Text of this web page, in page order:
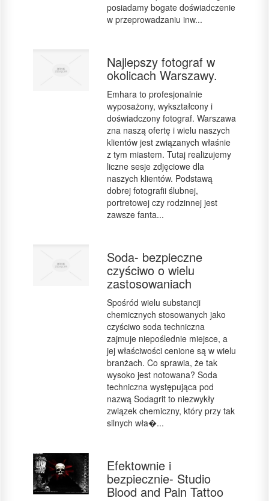
posiadamy bogate doświadczenie
w przeprowadzaniu inw...
Najlepszy fotograf w
okolicach Warszawy.
Emhara to profesjonalnie
wyposażony, wykształcony i
doświadczony fotograf. Warszawa
zna naszą ofertę i wielu naszych
klientów jest związanych właśnie
z tym miastem. Tutaj realizujemy
liczne sesje zdjęciowe dla
naszych klientów. Podstawą
dobrej fotografii ślubnej,
portretowej czy rodzinnej jest
zawsze fanta...
Soda- bezpieczne
czyściwo o wielu
zastosowaniach
Spośród wielu substancji
chemicznych stosowanych jako
czyściwo soda techniczna
zajmuje niepoślednie miejsce, a
jej właściwości cenione są w wielu
branżach. Co sprawia, że tak
wysoko jest notowana? Soda
techniczna występująca pod
nazwą Sodagrit to niezwykły
związek chemiczny, który przy tak
silnych wła�...
Efektownie i
bezpiecznie- Studio
Blood and Pain Tattoo